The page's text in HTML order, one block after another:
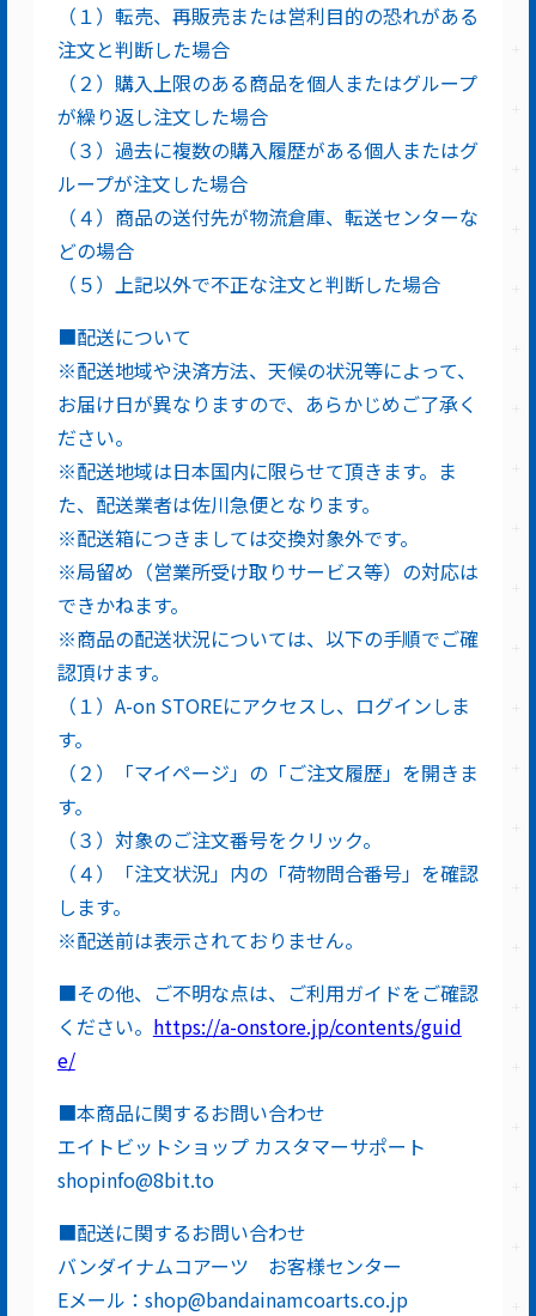
（１）転売、再販売または営利目的の恐れがある
注文と判断した場合
（２）購入上限のある商品を個人またはグループ
が繰り返し注文した場合
（３）過去に複数の購入履歴がある個人またはグ
ループが注文した場合
（４）商品の送付先が物流倉庫、転送センターな
どの場合
（５）上記以外で不正な注文と判断した場合
■配送について
※配送地域や決済方法、天候の状況等によって、
お届け日が異なりますので、あらかじめご了承く
ださい。
※配送地域は日本国内に限らせて頂きます。ま
た、配送業者は佐川急便となります。
※配送箱につきましては交換対象外です。
※局留め（営業所受け取りサービス等）の対応は
できかねます。
※商品の配送状況については、以下の手順でご確
認頂けます。
（１）A-on STOREにアクセスし、ログインしま
す。
（２）「マイページ」の「ご注文履歴」を開きま
す。
（３）対象のご注文番号をクリック。
（４）「注文状況」内の「荷物問合番号」を確認
します。
※配送前は表示されておりません。
■その他、ご不明な点は、ご利用ガイドをご確認
ください。 https://a-onstore.jp/contents/guid
e/
■本商品に関するお問い合わせ
エイトビットショップ カスタマーサポート
shopinfo@8bit.to
■配送に関するお問い合わせ
バンダイナムコアーツ お客様センター
Eメール：shop@bandainamcoarts.co.jp